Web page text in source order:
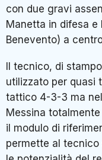
con due gravi
Manetta in difesa e
Benevento) a
Il tecnico, di
utilizzato per quasi
tattico 4-3-3 ma
Messina
il modulo di
permette al